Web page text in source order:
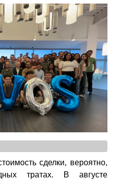
сделки, вероятно,
тратах. В августе